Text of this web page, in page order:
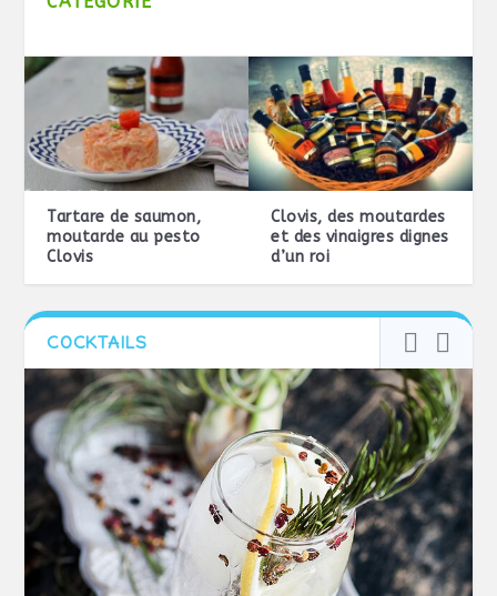
Tartare de saumon,
moutarde au pesto
Clovis
Clovis, des moutardes
et des vinaigres dignes
d’un roi
COCKTAILS